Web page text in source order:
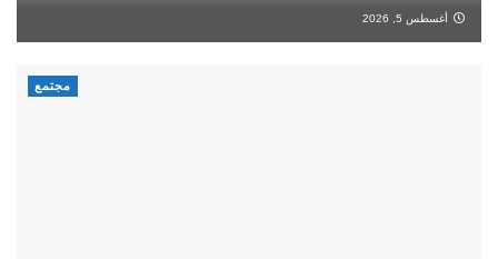
أغسطس 5, 2026
مجتمع